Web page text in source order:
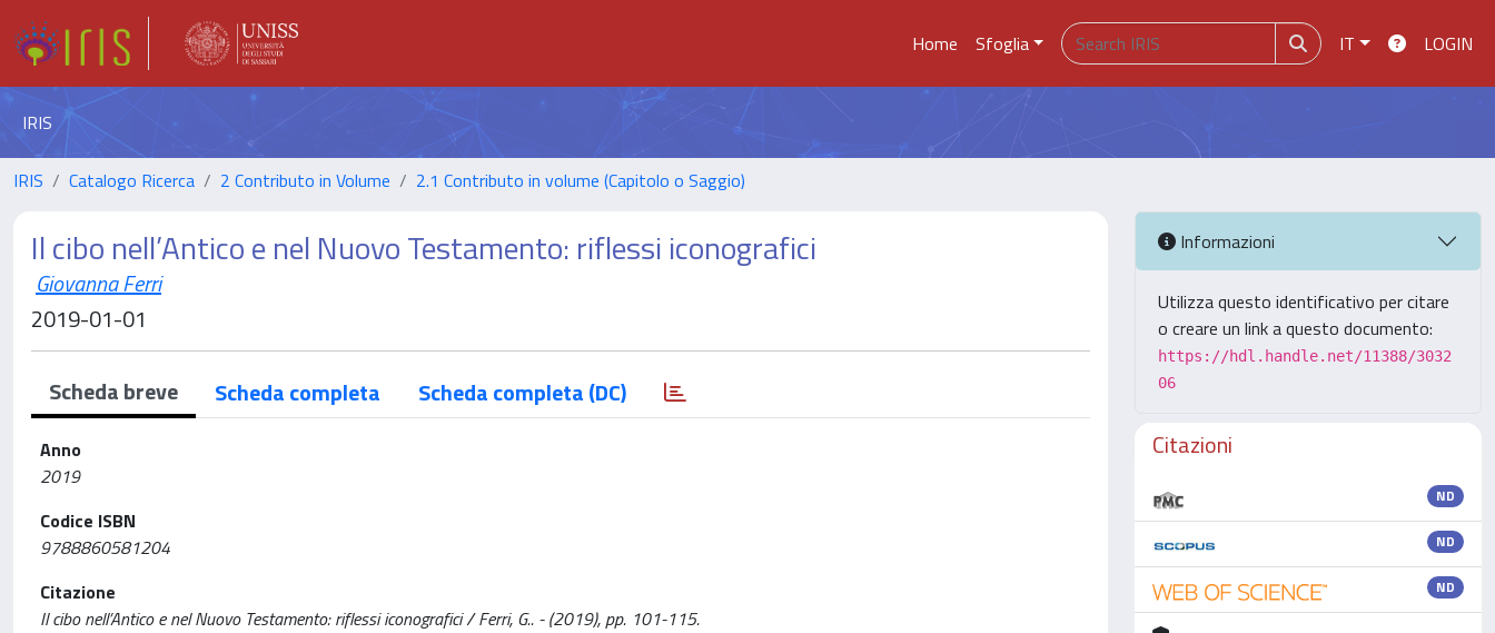
Home Sfoglia IT LOGIN
IRIS
IRIS Catalogo Ricerca 2 Contributo in Volume 2.1 Contributo in volume (Capitolo o Saggio)
Il cibo nell’Antico e nel Nuovo Testamento: riflessi iconografici
Giovanna Ferri
2019-01-01
Scheda breve Scheda completa Scheda completa (DC)
Anno
2019
Codice ISBN
9788860581204
Citazione
Il cibo nell’Antico e nel Nuovo Testamento: riflessi iconografici / Ferri, G.. - (2019), pp. 101-115.
Informazioni
Utilizza questo identificativo per citare
o creare un link a questo documento:
https://hdl.handle.net/11388/3032
06
Citazioni
ND
ND
ND